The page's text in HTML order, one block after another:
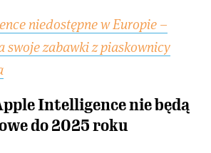
niedostępne w Europie –
swoje zabawki z piaskownicy
Intelligence nie będą
do 2025 roku